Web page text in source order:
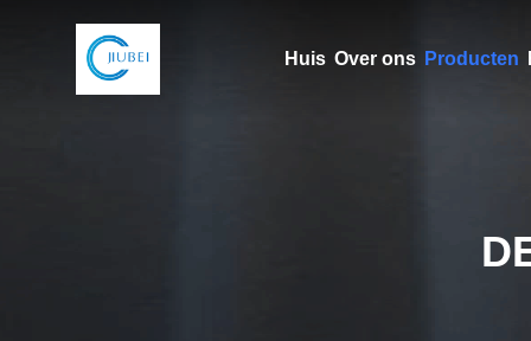
Huis Over ons Producten